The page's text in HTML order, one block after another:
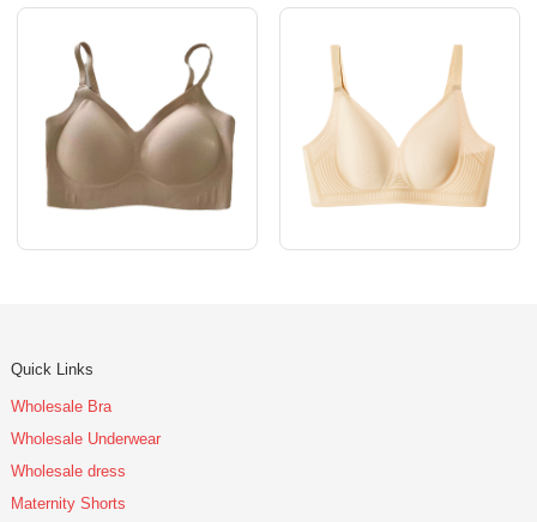
Quick Links
Wholesale Bra
Wholesale Underwear
Wholesale dress
Maternity Shorts